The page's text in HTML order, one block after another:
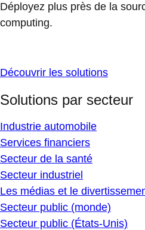
Déployez plus près de la
computing.
Découvrir les solutions
Solutions par secteur
Industrie automobile
Services financiers
Secteur de la santé
Secteur industriel
Les médias et le
Secteur public (monde)
Secteur public (États-Unis)